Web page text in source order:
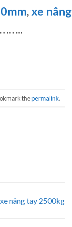
, xe
……..
thepermalink.
nâng tay 2500kg